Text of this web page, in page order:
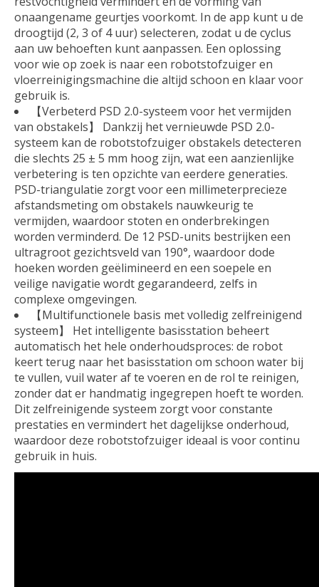
onaangename geurtjes voorkomt. In de app kunt u de
droogtijd (2, 3 of 4 uur) selecteren, zodat u de cyclus
aan uw behoeften kunt aanpassen. Een oplossing
voor wie op zoek is naar een robotstofzuiger en
vloerreinigingsmachine die altijd schoon en klaar voor
gebruik is.
【Verbeterd PSD 2.0-systeem voor het vermijden
van obstakels】 Dankzij het vernieuwde PSD 2.0-
systeem kan de robotstofzuiger obstakels detecteren
die slechts 25 ± 5 mm hoog zijn, wat een aanzienlijke
verbetering is ten opzichte van eerdere generaties.
PSD-triangulatie zorgt voor een millimeterprecieze
afstandsmeting om obstakels nauwkeurig te
vermijden, waardoor stoten en onderbrekingen
worden verminderd. De 12 PSD-units bestrijken een
ultragroot gezichtsveld van 190°, waardoor dode
hoeken worden geëlimineerd en een soepele en
veilige navigatie wordt gegarandeerd, zelfs in
complexe omgevingen.
【Multifunctionele basis met volledig zelfreinigend
systeem】 Het intelligente basisstation beheert
automatisch het hele onderhoudsproces: de robot
keert terug naar het basisstation om schoon water bij
te vullen, vuil water af te voeren en de rol te reinigen,
zonder dat er handmatig ingegrepen hoeft te worden.
Dit zelfreinigende systeem zorgt voor constante
prestaties en vermindert het dagelijkse onderhoud,
waardoor deze robotstofzuiger ideaal is voor continu
gebruik in huis.